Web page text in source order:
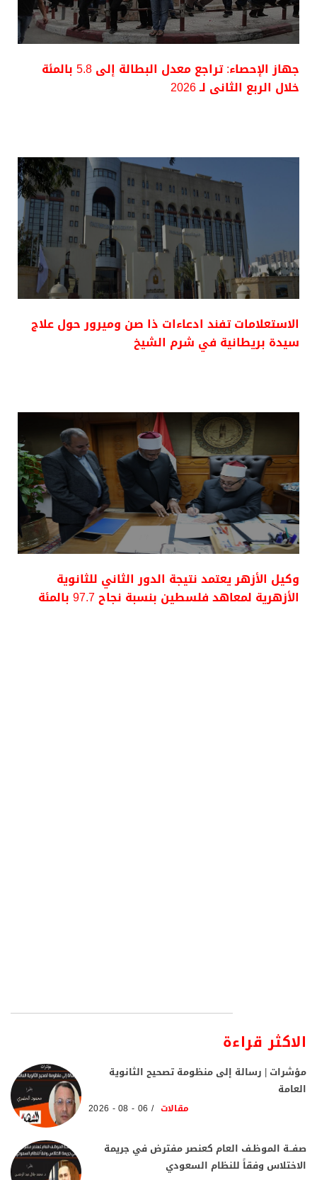
جهاز الإحصاء: تراجع معدل البطالة إلى 5.8 بالمئة
خلال الربع الثانى لـ 2026
الاستعلامات تفند ادعاءات ذا صن وميرور حول علاج
سيدة بريطانية في شرم الشيخ
وكيل الأزهر يعتمد نتيجة الدور الثاني للثانوية
الأزهرية لمعاهد فلسطين بنسبة نجاح 97.7 بالمئة
الاكثر قراءة
مؤشرات | رسالة إلى منظومة تصحيح الثانوية
العامة
مقالات 06 - 08 - 2026
صفــة الموظـف العام كعنصر مفترض في جريمة
الاختلاس وفقاً للنظام السعودي